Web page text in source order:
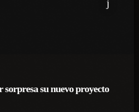
su nuevo proyecto